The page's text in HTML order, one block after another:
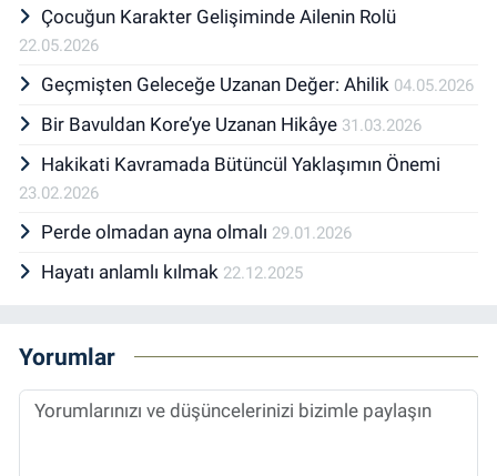
Çocuğun Karakter Gelişiminde Ailenin Rolü
22.05.2026
Geçmişten Geleceğe Uzanan Değer: Ahilik 04.05.2026
Bir Bavuldan Kore’ye Uzanan Hikâye 31.03.2026
Hakikati Kavramada Bütüncül Yaklaşımın Önemi
23.02.2026
Perde olmadan ayna olmalı 29.01.2026
Hayatı anlamlı kılmak 22.12.2025
Yorumlar